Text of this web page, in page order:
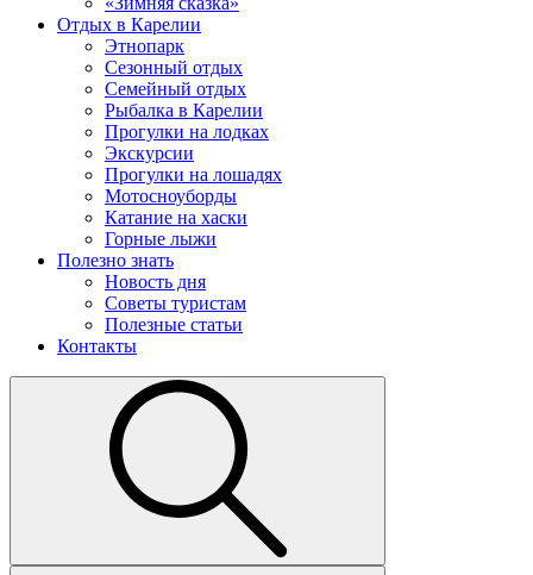
Отдых в Карелии
Этнопарк
Сезонный отдых
Семейный отдых
Рыбалка в Карелии
Прогулки на лодках
Экскурсии
Прогулки на лошадях
Мотосноуборды
Катание на хаски
Горные лыжи
Полезно знать
Новость дня
Советы туристам
Полезные статьи
Контакты